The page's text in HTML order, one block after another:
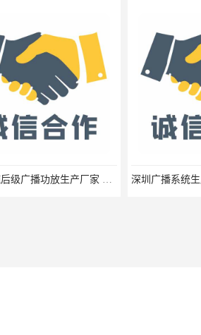
2000W纯后级广播功放生产厂家 纯后级分区广播功放 定压纯后级广播功放报价